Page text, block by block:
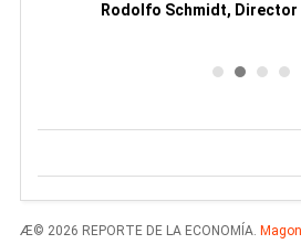
Rodolfo Schmidt, Director
Æ© 2026 REPORTE DE LA ECONOMÍA.